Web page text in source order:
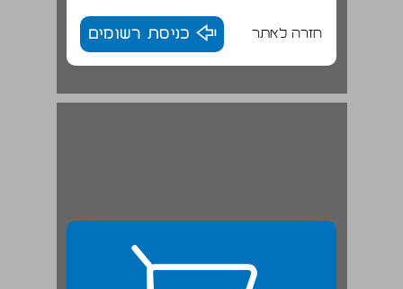
חזרה לאתר כניסת רשומים